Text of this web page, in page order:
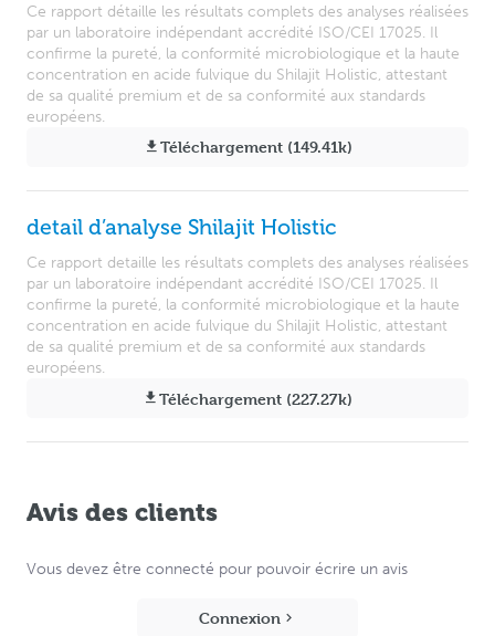
Ce rapport détaille les résultats complets des analyses réalisées
par un laboratoire indépendant accrédité ISO/CEI 17025. Il
confirme la pureté, la conformité microbiologique et la haute
concentration en acide fulvique du Shilajit Holistic, attestant
de sa qualité premium et de sa conformité aux standards
européens.
Téléchargement (149.41k)
detail d’analyse Shilajit Holistic
Ce rapport detaille les résultats complets des analyses réalisées
par un laboratoire indépendant accrédité ISO/CEI 17025. Il
confirme la pureté, la conformité microbiologique et la haute
concentration en acide fulvique du Shilajit Holistic, attestant
de sa qualité premium et de sa conformité aux standards
européens.
Téléchargement (227.27k)
Avis des clients
Vous devez être connecté pour pouvoir écrire un avis
Connexion